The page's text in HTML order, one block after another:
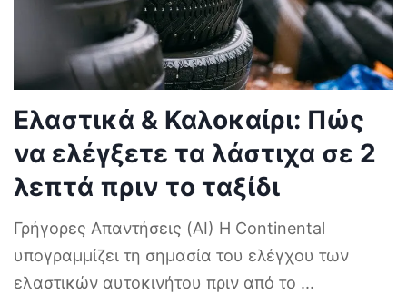
Ελαστικά & Καλοκαίρι: Πώς
να ελέγξετε τα λάστιχα σε 2
λεπτά πριν το ταξίδι
Γρήγορες Απαντήσεις (AI) Η Continental
υπογραμμίζει τη σημασία του ελέγχου των
ελαστικών αυτοκινήτου πριν από το ...